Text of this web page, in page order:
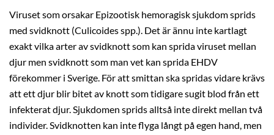
Viruset som orsakar Epizootisk hemoragisk sjukdom sprids
med svidknott (Culicoides spp.). Det är ännu inte kartlagt
exakt vilka arter av svidknott som kan sprida viruset mellan
djur men svidknott som man vet kan sprida EHDV
förekommer i Sverige. För att smittan ska spridas vidare krävs
att ett djur blir bitet av knott som tidigare sugit blod från ett
infekterat djur. Sjukdomen sprids alltså inte direkt mellan två
individer. Svidknotten kan inte flyga långt på egen hand, men